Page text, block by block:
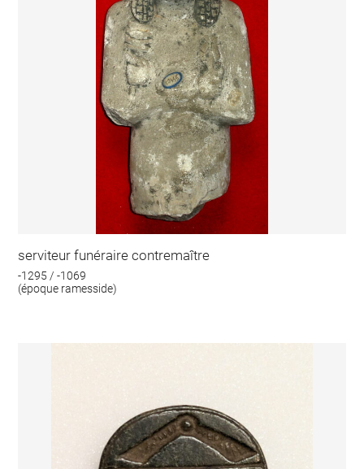
serviteur funéraire contremaître
-1295 / -1069
(époque ramesside)